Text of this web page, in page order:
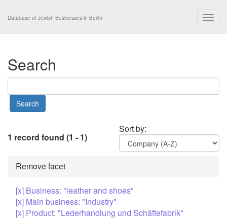
Database of Jewish Businesses in Berlin
Search
Sort by:
1 record found (1 - 1)
Remove facet
[x] Business: "leather and shoes"
[x] Main business: "Industry"
[x] Product: "Lederhandlung und Schäftefabrik"